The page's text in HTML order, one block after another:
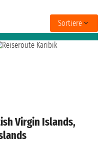
Sortiere
Virgin Islands,